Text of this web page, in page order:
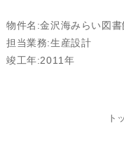
物件名:金沢海みらい図書
担当業務:生産設計
竣工年:2011年
ト